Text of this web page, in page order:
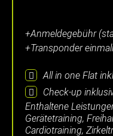
+Anmeldegebühr
+Transponder
All in one Flat
Check-up
Enthaltene
Gerätetraining,
Cardiotraining,